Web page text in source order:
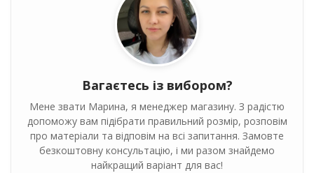
Вагаєтесь із вибором?
Мене звати Марина, я менеджер магазину. З радістю
допоможу вам підібрати правильний розмір, розповім
про матеріали та відповім на всі запитання. Замовте
безкоштовну консультацію, і ми разом знайдемо
найкращий варіант для вас!